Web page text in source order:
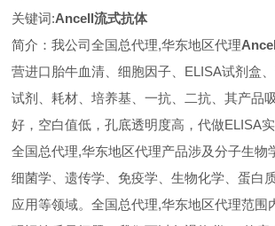
关键词:Ancell流式抗体
简介：我公司全国总代理,华东地区代理
营进口胎牛血清、细胞因子、ELISA试剂盒
试剂、耗材、培养基、一抗、二抗、其产品
好，空白值低，孔底透明度高，代做ELISA实
全国总代理,华东地区代理产品涉及分子生物
细菌学、遗传学、免疫学、生物化学、蛋白
应用等领域。全国总代理,华东地区代理范围